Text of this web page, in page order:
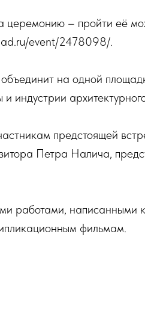
церемонию – пройти её
event/2478098/.
на одной
индустрии
предстоящей
Петра Налича,
работами, написанными
фильмам.